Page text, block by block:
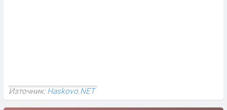
Източник:Haskovo.NET